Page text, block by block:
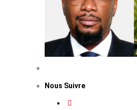
Nous Suivre